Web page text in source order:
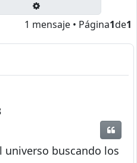
1 mensaje • Página1de1
buscando los